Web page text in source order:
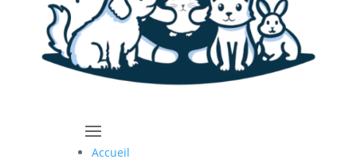
Accueil